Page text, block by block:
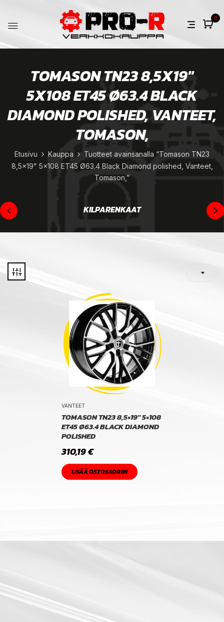
0
TOMASON TN23 8,5X19"
5X108 ET45 Ø63.4 BLACK
DIAMOND POLISHED, VANTEET,
TOMASON,
Etusivu Kauppa
Tuotteet avainsanalla “Tomason TN23
8,5x19" 5x108 ET45 Ø63.4 Black Diamond polished, Vanteet,
Tomason,”
KILPARENKAAT
VANTEET
TOMASON TN23 8,5×19″ 5×108
ET45 Ø63.4 BLACK DIAMOND
POLISHED
310,19€
LISÄÄ OSTOSKORIIN